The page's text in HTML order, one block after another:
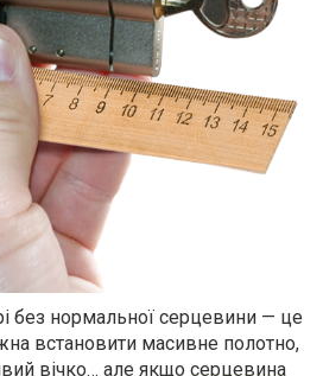
без нормальної серцевини — це
встановити масивне полотно,
вічко… але якщо серцевина